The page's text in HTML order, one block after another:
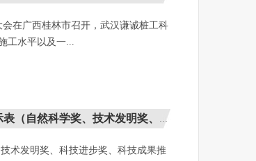
在广西桂林市召开，武汉谦诚桩工科
工水平以及一...
科学奖、技术发明奖、科技进步奖、...
术发明奖、科技进步奖、科技成果推